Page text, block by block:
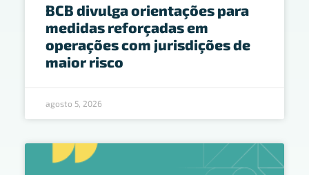
BCB divulga orientações para
medidas reforçadas em
operações com jurisdições de
maior risco
agosto 5, 2026